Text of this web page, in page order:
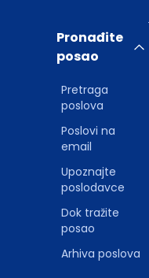
Pronađite
posao
Pretraga
poslova
Poslovi na
email
Upoznajte
poslodavce
Dok tražite
posao
Arhiva poslova